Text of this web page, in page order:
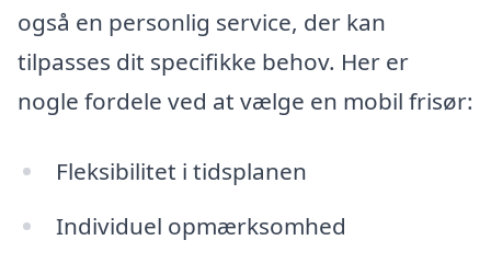
også en personlig service, der kan
tilpasses dit specifikke behov. Her er
nogle fordele ved at vælge en mobil frisør:
Fleksibilitet i tidsplanen
Individuel opmærksomhed